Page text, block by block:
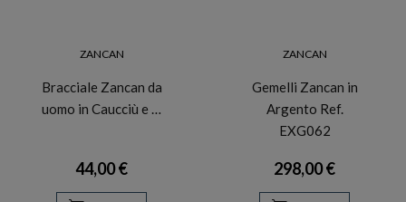
ZANCAN
Bracciale Zancan da
uomo in Caucciù e …
44,00 €
ZANCAN
Gemelli Zancan in
Argento Ref.
EXG062
298,00 €